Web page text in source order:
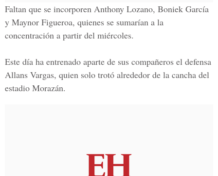
Faltan que se incorporen Anthony Lozano, Boniek García
y Maynor Figueroa, quienes se sumarían a la
concentración a partir del miércoles.
Este día ha entrenado aparte de sus compañeros el defensa
Allans Vargas, quien solo trotó alrededor de la cancha del
estadio Morazán.